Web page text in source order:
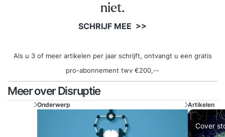
niet.
SCHRIJF MEE >>
Als u 3 of meer artikelen per jaar schrijft, ontvangt u een gratis
pro-abonnement twv €200,--
Meer over Disruptie
Onderwerp Artikelen
Cover